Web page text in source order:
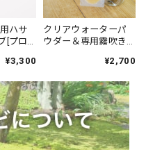
ケと一緒に別の場所でも育
相談にのっていただき、
いました。
3個買い増しセット：苔テラリウム用 独自配合ベースソイル（500cc）消毒洗浄済み、微塵処理済み
ハサ
[プロ
¥3,300
クリアウォーターパ
ウダー＆専用霧吹き
¥2,700